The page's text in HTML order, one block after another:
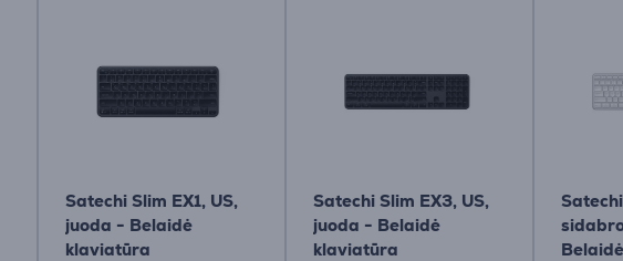
Satechi Slim EX1, US,
juoda - Belaidė
klaviatūra
Satechi Slim EX3, US,
juoda - Belaidė
klaviatūra